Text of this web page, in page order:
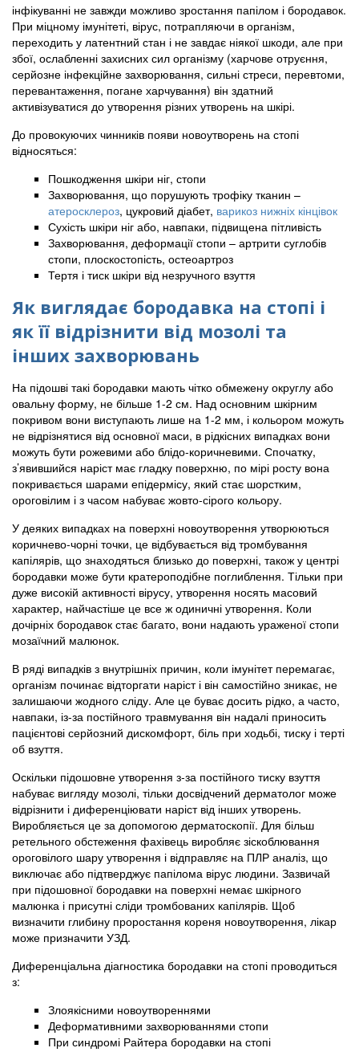
інфікуванні не завжди можливо зростання папілом і бородавок.
При міцному імунітеті, вірус, потрапляючи в організм,
переходить у латентний стан і не завдає ніякої шкоди, але при
збої, ослабленні захисних сил організму (харчове отруєння,
серйозне інфекційне захворювання, сильні стреси, перевтоми,
перевантаження, погане харчування) він здатний
активізуватися до утворення різних утворень на шкірі.
До провокуючих чинників появи новоутворень на стопі
відносяться:
Пошкодження шкіри ніг, стопи
Захворювання, що порушують трофіку тканин –
атеросклероз, цукровий діабет, варикоз нижніх кінцівок
Сухість шкіри ніг або, навпаки, підвищена пітливість
Захворювання, деформації стопи – артрити суглобів
стопи, плоскостопість, остеоартроз
Тертя і тиск шкіри від незручного взуття
Як виглядає бородавка на стопі і
як її відрізнити від мозолі та
інших захворювань
На підошві такі бородавки мають чітко обмежену округлу або
овальну форму, не більше 1-2 см. Над основним шкірним
покривом вони виступають лише на 1-2 мм, і кольором можуть
не відрізнятися від основної маси, в рідкісних випадках вони
можуть бути рожевими або блідо-коричневими. Спочатку,
з’явившийся наріст має гладку поверхню, по мірі росту вона
покривається шарами епідермісу, який стає шорстким,
ороговілим і з часом набуває жовто-сірого кольору.
У деяких випадках на поверхні новоутворення утворюються
коричнево-чорні точки, це відбувається від тромбування
капілярів, що знаходяться близько до поверхні, також у центрі
бородавки може бути кратероподібне поглиблення. Тільки при
дуже високій активності вірусу, утворення носять масовий
характер, найчастіше це все ж одиничні утворення. Коли
дочірніх бородавок стає багато, вони надають ураженої стопи
мозаїчний малюнок.
В ряді випадків з внутрішніх причин, коли імунітет перемагає,
організм починає відторгати наріст і він самостійно зникає, не
залишаючи жодного сліду. Але це буває досить рідко, а часто,
навпаки, із-за постійного травмування він надалі приносить
пацієнтові серйозний дискомфорт, біль при ходьбі, тиску і терті
об взуття.
Оскільки підошовне утворення з-за постійного тиску взуття
набуває вигляду мозолі, тільки досвідчений дерматолог може
відрізнити і диференціювати наріст від інших утворень.
Виробляється це за допомогою дерматоскопії. Для більш
ретельного обстеження фахівець виробляє зіскоблювання
ороговілого шару утворення і відправляє на ПЛР аналіз, що
виключає або підтверджує папілома вірус людини. Зазвичай
при підошовної бородавки на поверхні немає шкірного
малюнка і присутні сліди тромбованих капілярів. Щоб
визначити глибину проростання кореня новоутворення, лікар
може призначити УЗД.
Диференціальна діагностика бородавки на стопі проводиться
з:
Злоякісними новоутвореннями
Деформативними захворюваннями стопи
При синдромі Райтера бородавки на стопі